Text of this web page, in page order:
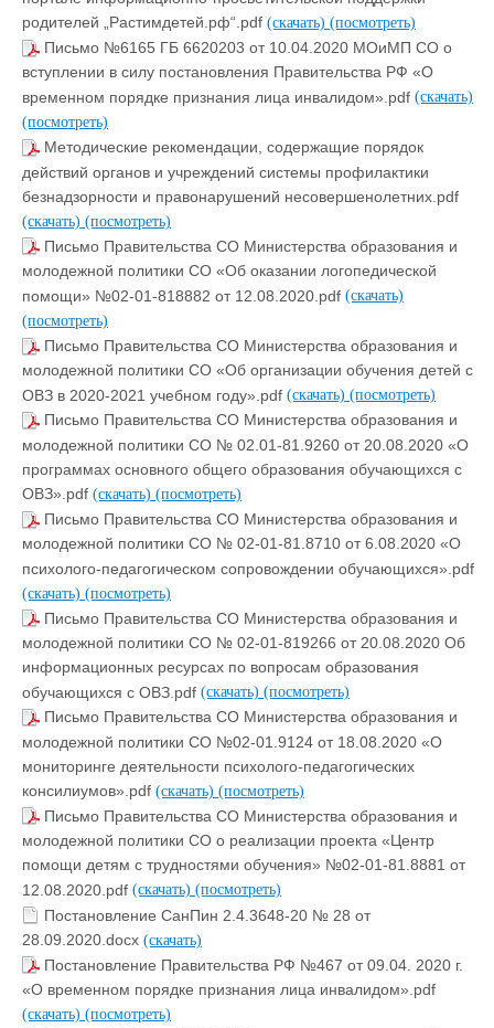
родителей „Растимдетей.рф“.pdf (скачать) (посмотреть)
Письмо №6165 ГБ 6620203 от 10.04.2020 МОиМП СО о
вступлении в силу постановления Правительства РФ «О
временном порядке признания лица инвалидом».pdf (скачать)
(посмотреть)
Методические рекомендации, содержащие порядок
действий органов и учреждений системы профилактики
безнадзорности и правонарушений несовершенолетних.pdf
(скачать) (посмотреть)
Письмо Правительства СО Министерства образования и
молодежной политики СО «Об оказании логопедической
помощи» №02-01-818882 от 12.08.2020.pdf (скачать)
(посмотреть)
Письмо Правительства СО Министерства образования и
молодежной политики СО «Об организации обучения детей с
ОВЗ в 2020-2021 учебном году».pdf (скачать) (посмотреть)
Письмо Правительства СО Министерства образования и
молодежной политики СО № 02.01-81.9260 от 20.08.2020 «О
программах основного общего образования обучающихся с
ОВЗ».pdf (скачать) (посмотреть)
Письмо Правительства СО Министерства образования и
молодежной политики СО № 02-01-81.8710 от 6.08.2020 «О
психолого-педагогическом сопровождении обучающихся».pdf
(скачать) (посмотреть)
Письмо Правительства СО Министерства образования и
молодежной политики СО № 02-01-819266 от 20.08.2020 Об
информационных ресурсах по вопросам образования
обучающихся с ОВЗ.pdf (скачать) (посмотреть)
Письмо Правительства СО Министерства образования и
молодежной политики СО №02-01.9124 от 18.08.2020 «О
мониторинге деятельности психолого-педагогических
консилиумов».pdf (скачать) (посмотреть)
Письмо Правительства СО Министерства образования и
молодежной политики СО о реализации проекта «Центр
помощи детям с трудностями обучения» №02-01-81.8881 от
12.08.2020.pdf (скачать) (посмотреть)
Постановление СанПин 2.4.3648-20 № 28 от
28.09.2020.docx (скачать)
Постановление Правительства РФ №467 от 09.04. 2020 г.
«О временном порядке признания лица инвалидом».pdf
(скачать) (посмотреть)